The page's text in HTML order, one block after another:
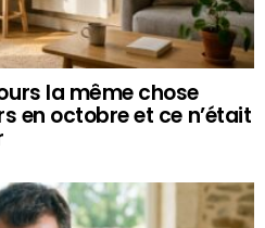
la même chose
en octobre et ce n’était